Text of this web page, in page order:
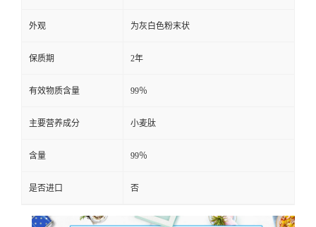
外观 为灰白色粉末状
保质期 2年
有效物质含量 99％
主要营养成分 小麦肽
含量 99％
是否进口 否